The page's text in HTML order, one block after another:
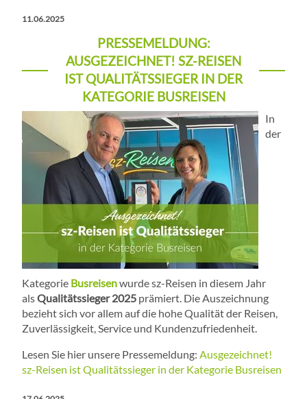
11.06.2025
PRESSEMELDUNG:
AUSGEZEICHNET! SZ-REISEN
IST QUALITÄTSSIEGER IN DER
KATEGORIE BUSREISEN
In
der
Kategorie Busreisenwurde sz-Reisen in diesem Jahr
alsQualitätssieger 2025 prämiert. Die Auszeichnung
bezieht sich vor allem auf die hohe Qualität der Reisen,
Zuverlässigkeit, Service und Kundenzufriedenheit.
Lesen Sie hier unsere Pressemeldung: Ausgezeichnet!
sz-Reisen ist Qualitätssieger in der Kategorie Busreisen